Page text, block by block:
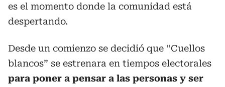
es el momento donde la comunidad está
despertando.
Desde un comienzo se decidió que “Cuellos
blancos” se estrenara en tiempos electorales
para poner a pensar a las personas y ser